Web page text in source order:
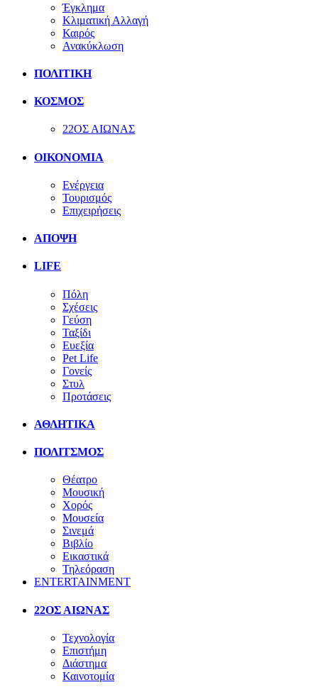
Έγκλημα
Κλιματική Αλλαγή
Καιρός
Ανακύκλωση
ΠΟΛΙΤΙΚΗ
ΚΟΣΜΟΣ
22ΟΣ ΑΙΩΝΑΣ
ΟΙΚΟΝΟΜΙΑ
Ενέργεια
Τουρισμός
Επιχειρήσεις
ΑΠΟΨΗ
LIFE
Πόλη
Σχέσεις
Γεύση
Ταξίδι
Ευεξία
Pet Life
Γονείς
Στυλ
Προτάσεις
ΑΘΛΗΤΙΚΑ
ΠΟΛΙΤΣΜΟΣ
Θέατρο
Μουσική
Χορός
Μουσεία
Σινεμά
Βιβλίο
Εικαστικά
Τηλεόραση
ENTERTAINMENT
22ΟΣ ΑΙΩΝΑΣ
Τεχνολογία
Επιστήμη
Διάστημα
Καινοτομία